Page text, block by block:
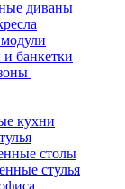
диваны
банкетки
кухни
столы
стулья